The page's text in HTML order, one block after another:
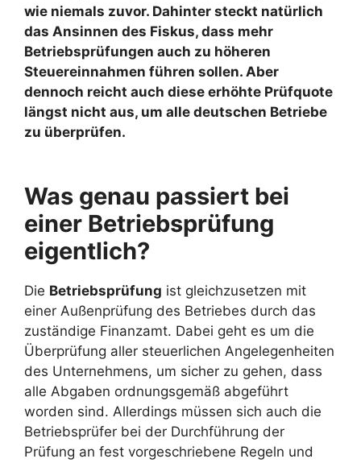
wie niemals zuvor. Dahinter steckt natürlich
das Ansinnen des Fiskus, dass mehr
Betriebsprüfungen auch zu höheren
Steuereinnahmen führen sollen. Aber
dennoch reicht auch diese erhöhte Prüfquote
längst nicht aus, um alle deutschen Betriebe
zu überprüfen.
Was genau passiert bei
einer Betriebsprüfung
eigentlich?
Die Betriebsprüfung ist gleichzusetzen mit
einer Außenprüfung des Betriebes durch das
zuständige Finanzamt. Dabei geht es um die
Überprüfung aller steuerlichen Angelegenheiten
des Unternehmens, um sicher zu gehen, dass
alle Abgaben ordnungsgemäß abgeführt
worden sind. Allerdings müssen sich auch die
Betriebsprüfer bei der Durchführung der
Prüfung an fest vorgeschriebene Regeln und